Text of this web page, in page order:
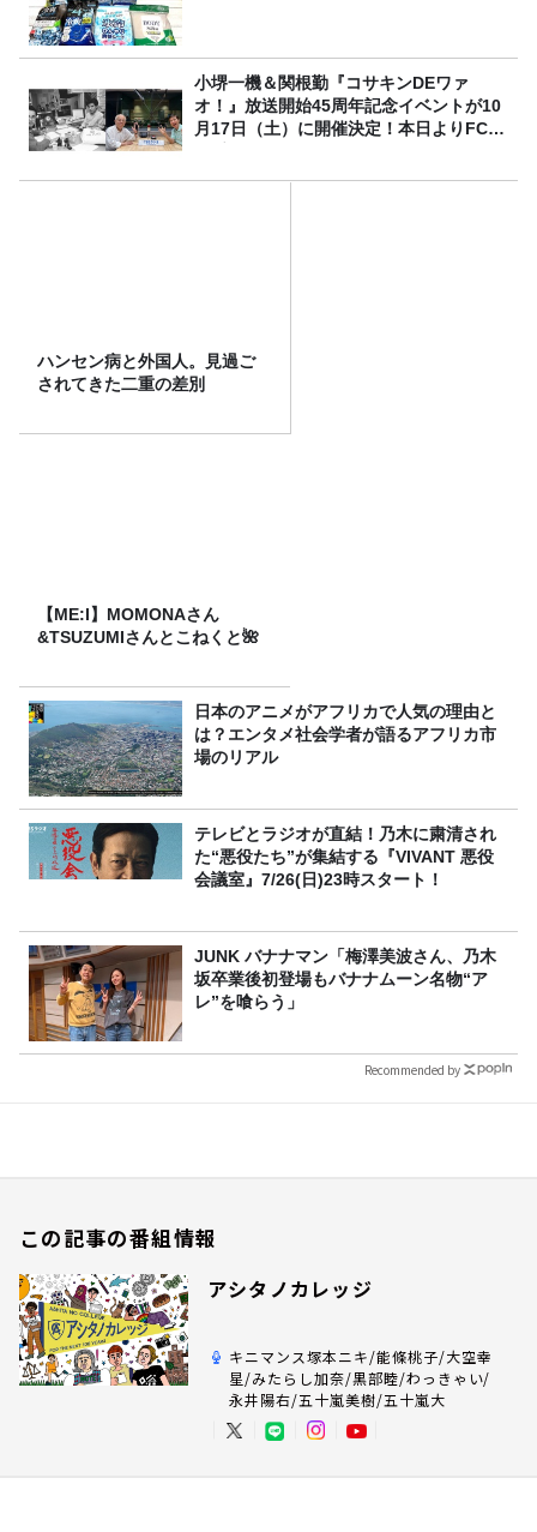
小堺一機＆関根勤『コサキンDEワァ
オ！』放送開始45周年記念イベントが10
月17日（土）に開催決定！本日よりFC先
ハンセン病と外国人。見過ご
されてきた二重の差別
【ME:I】MOMONAさん
&TSUZUMIさんとこねくと🌺
日本のアニメがアフリカで人気の理由と
は？エンタメ社会学者が語るアフリカ市
場のリアル
テレビとラジオが直結！乃木に粛清され
た“悪役たち”が集結する『VIVANT 悪役
会議室』7/26(日)23時スタート！
JUNK バナナマン「梅澤美波さん、乃木
坂卒業後初登場もバナナムーン名物“ア
レ”を喰らう」
Recommended by
この記事の番組情報
アシタノカレッジ
キニマンス塚本ニキ/能條桃子/大空幸
星/みたらし加奈/黒部睦/わっきゃい/
永井陽右/五十嵐美樹/五十嵐大